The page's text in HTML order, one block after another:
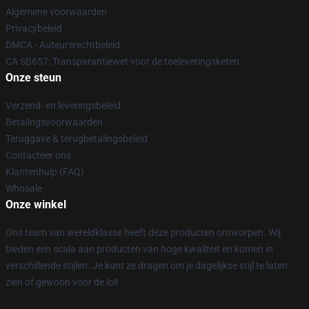
Algemene voorwaarden
Privacybeleid
DMCA - Auteursrechtbeleid
CA SB657: Transparantiewet voor de toeleveringsketen
Onze steun
Verzend- en leveringsbeleid
Betalingsvoorwaarden
Teruggave & terugbetalingsbeleid
Contacteer ons
Klantenhulp (FAQ)
Whosale
Onze winkel
Ons team van wereldklasse heeft deze producten ontworpen. Wij
bieden een scala aan producten van hoge kwaliteit en komen in
verschillende stijlen. Je kunt ze dragen om je dagelijkse stijl te laten
zien of gewoon voor de lol!